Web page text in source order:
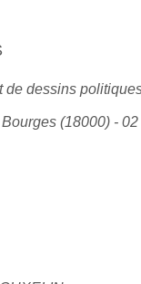
de dessins
(18000) -